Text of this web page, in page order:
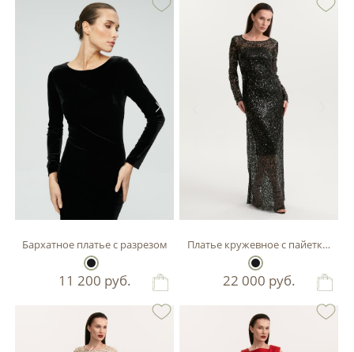
Бархатное платье с разрезом
11 200 руб.
Платье кружевное с пайетками
22 000 руб.